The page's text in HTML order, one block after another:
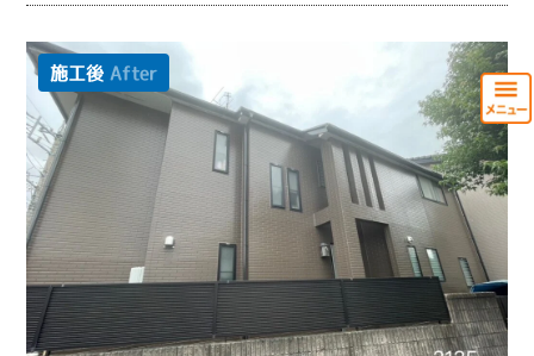
施工後 After